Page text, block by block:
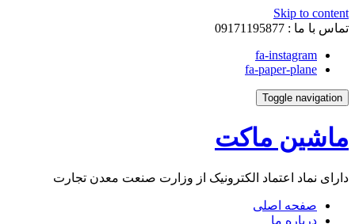
Skip to content
تماس با ما : 09171195877
fa-instagram
fa-paper-plane
Toggle navigation
ماشین ماکت
دارای نماد اعتماد الکترونیک از وزارت صنعت معدن تجارت
صفحه اصلی
درباره ما